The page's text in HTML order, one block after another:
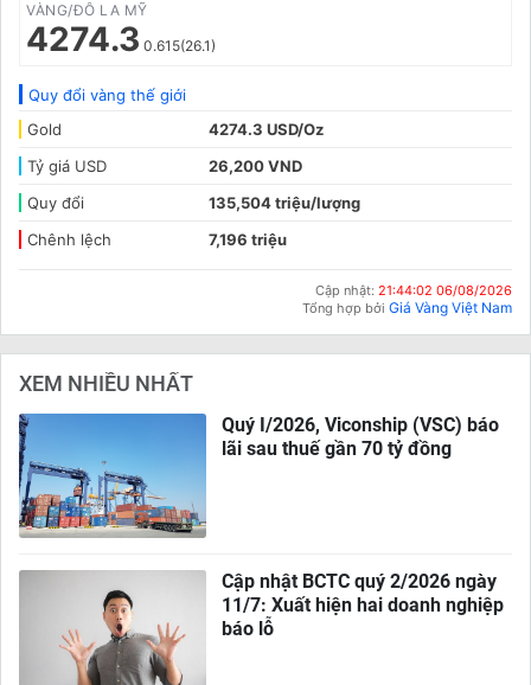
VÀNG/ĐÔ LA MỸ
4274.3 0.615(26.1)
Quy đổi vàng thế giới
Gold
4274.3 USD/Oz
Tỷ giá USD
26,200 VND
Quy đổi
135,504 triệu/lượng
Chênh lệch
7,196 triệu
Cập nhật: 21:44:02 06/08/2026
Tổng hợp bởi Giá Vàng Việt Nam
XEM NHIỀU NHẤT
Quý I/2026, Viconship (VSC) báo
lãi sau thuế gần 70 tỷ đồng
Cập nhật BCTC quý 2/2026 ngày
11/7: Xuất hiện hai doanh nghiệp
báo lỗ